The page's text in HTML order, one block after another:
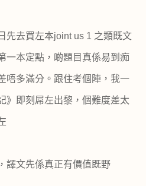
先去買左本joint us 1 之類既文
一本定點，啲題目真係易到痴
唔多滿分。跟住考個陣，我一
》即刻屌左出黎，個難度差太
譯文先係真正有價值既野